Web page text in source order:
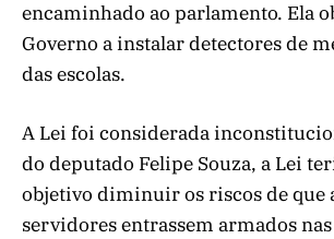
encaminhado ao parlamento. Ela
Governo a instalar detectores de
das escolas.
A Lei foi considerada
do deputado Felipe Souza, a Lei
objetivo diminuir os riscos de que
servidores entrassem armados